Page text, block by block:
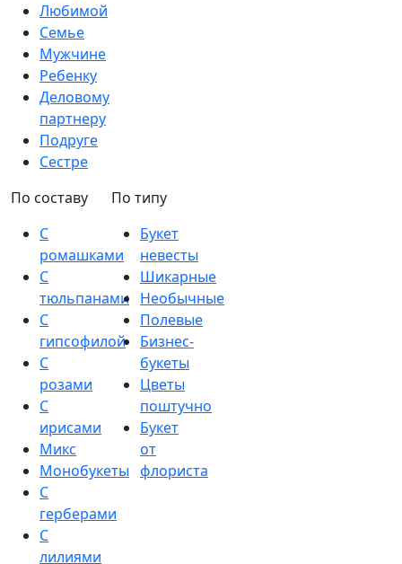
Любимой
Семье
Мужчине
Ребенку
Деловому
партнеру
Подруге
Сестре
По составу
С
ромашками
С
тюльпанами
С
гипсофилой
С
розами
С
ирисами
Микс
Монобукеты
С
герберами
С
лилиями
По типу
Букет
невесты
Шикарные
Необычные
Полевые
Бизнес-
букеты
Цветы
поштучно
Букет
от
флориста